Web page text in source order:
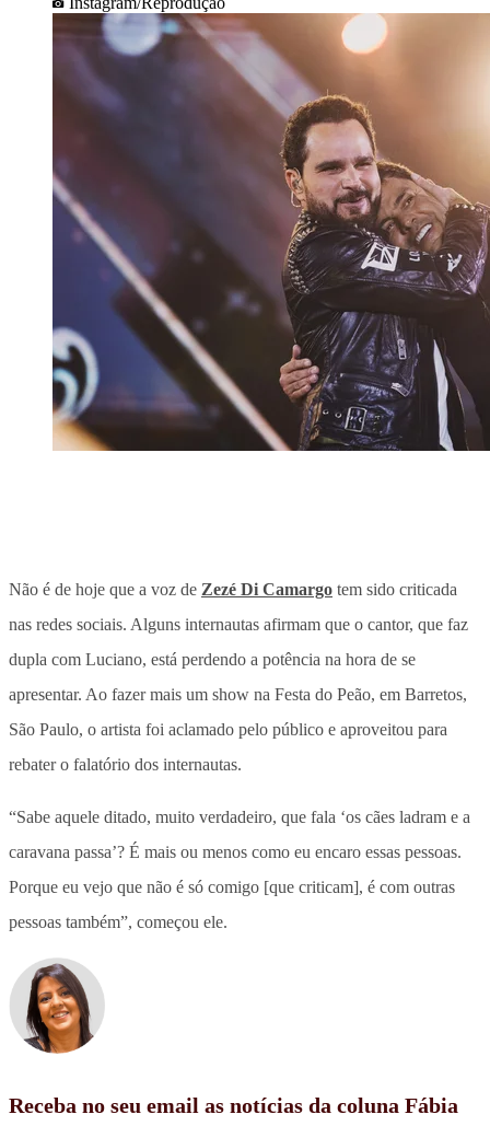
Não é de hoje que a voz de Zezé Di Camargo tem sido criticada
nas redes sociais. Alguns internautas afirmam que o cantor, que faz
dupla com Luciano, está perdendo a potência na hora de se
apresentar. Ao fazer mais um show na Festa do Peão, em Barretos,
São Paulo, o artista foi aclamado pelo público e aproveitou para
rebater o falatório dos internautas.
“Sabe aquele ditado, muito verdadeiro, que fala ‘os cães ladram e a
caravana passa’? É mais ou menos como eu encaro essas pessoas.
Porque eu vejo que não é só comigo [que criticam], é com outras
pessoas também”, começou ele.
Receba no seu email as notícias da coluna Fábia